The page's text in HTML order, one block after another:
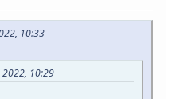
10:33
10:29